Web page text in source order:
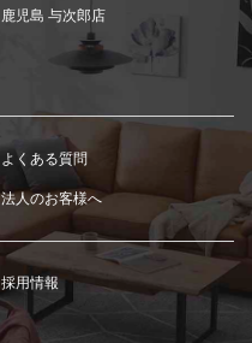
鹿児島 与次郎店
よくある質問
法人のお客様へ
採用情報